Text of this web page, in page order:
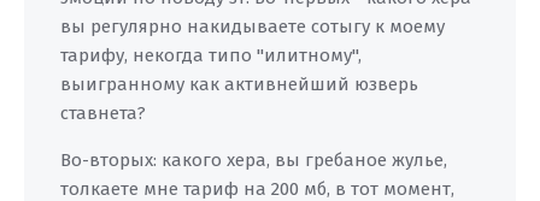
вы регулярно накидываете сотыгу к моему
тарифу, некогда типо "илитному",
выигранному как активнейший юзверь
ставнета?
Во-вторых: какого хера, вы гребаное жулье,
толкаете мне тариф на 200 мб, в тот момент,